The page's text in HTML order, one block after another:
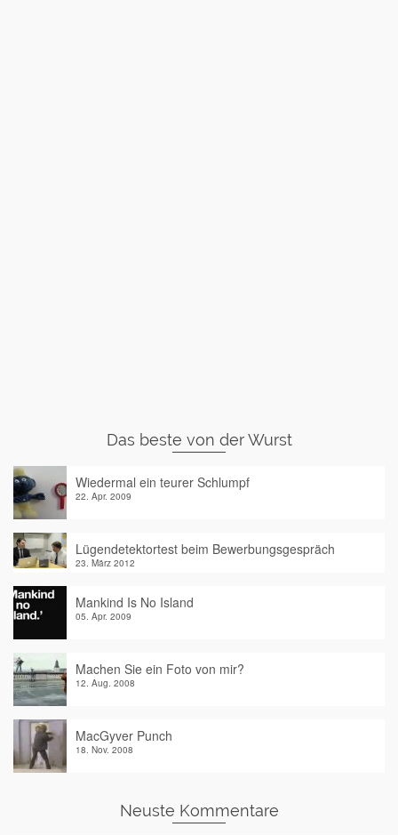
Das beste von der Wurst
Wiedermal ein teurer Schlumpf
22. Apr. 2009
Lügendetektortest beim Bewerbungsgespräch
23. März 2012
Mankind Is No Island
05. Apr. 2009
Machen Sie ein Foto von mir?
12. Aug. 2008
MacGyver Punch
18. Nov. 2008
Neuste Kommentare